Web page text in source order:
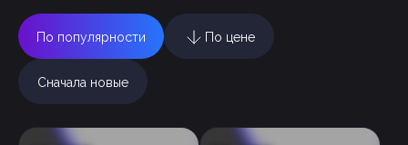
По популярности По цене
Сначала новые